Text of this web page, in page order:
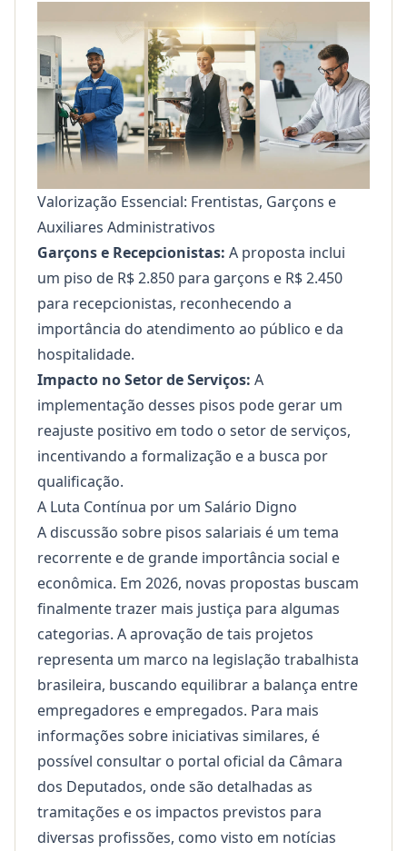
Valorização Essencial: Frentistas, Garçons e
Auxiliares Administrativos
Garçons e Recepcionistas: A proposta inclui
um piso de R$ 2.850 para garçons e R$ 2.450
para recepcionistas, reconhecendo a
importância do atendimento ao público e da
hospitalidade.
Impacto no Setor de Serviços: A
implementação desses pisos pode gerar um
reajuste positivo em todo o setor de serviços,
incentivando a formalização e a busca por
qualificação.
A Luta Contínua por um Salário Digno
A discussão sobre pisos salariais é um tema
recorrente e de grande importância social e
econômica. Em 2026, novas propostas buscam
finalmente trazer mais justiça para algumas
categorias. A aprovação de tais projetos
representa um marco na legislação trabalhista
brasileira, buscando equilibrar a balança entre
empregadores e empregados. Para mais
informações sobre iniciativas similares, é
possível consultar o portal oficial da Câmara
dos Deputados, onde são detalhadas as
tramitações e os impactos previstos para
diversas profissões, como visto em notícias